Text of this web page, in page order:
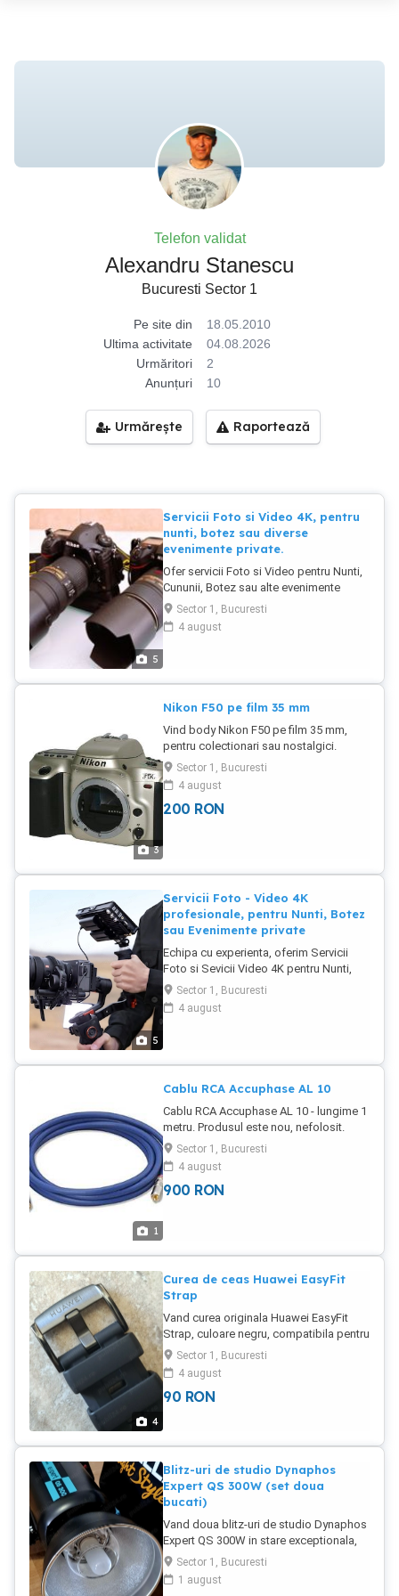
Telefon validat
Alexandru Stanescu
Bucuresti Sector 1
Pe site din
18.05.2010
Ultima activitate
04.08.2026
Urmăritori
2
Anunțuri
10
Urmărește Raportează
5
Servicii Foto si Video 4K, pentru
nunti, botez sau diverse
evenimente private.
Ofer servicii Foto si Video pentru Nunti,
Cununii, Botez sau alte evenimente
private. Lecrez cu echipament
profesional, aparate foto Nikon, camere
video de televiziune Sony. Predarea
pachetelor Foto va oferim sedinta foto,
albume tiparite gen carte, fotografii
printate pe loc, in timpul evenimentului -
format 10x15 (carte postala). Nu lasati
evenimentele unice din viata
dumneavoastra in sarcina amatorilor.
Oferim preturi decente la calitate
premium. Contactati-ne telefonic pentru
programari, mai multe detalii si preturi
Sector 1, Bucuresti
4 august
3
Nikon F50 pe film 35 mm
Vind body Nikon F50 pe film 35 mm,
pentru colectionari sau nostalgici.
Aparatul este in perfecta stare estetica
si de functionare. Ofer si baterie
functionala pentru acest model.
Sector 1, Bucuresti
4 august
200 RON
5
Servicii Foto - Video 4K
profesionale, pentru Nunti, Botez
sau Evenimente private
Echipa cu experienta, oferim Servicii
Foto si Sevicii Video 4K pentru Nunti,
Botez, Evenimente private sau
corporate. Video - oferim filmarea,
editarea si predarea materialului in
fotografierea intregului eveniment,
editarea fotografiilor si album foto
tiparit tip carte in format mare, 42 de file
plu
Sector 1, Bucuresti
4 august
1
Cablu RCA Accuphase AL 10
Cablu RCA Accuphase AL 10 - lungime 1
metru. Produsul este nou, nefolosit.
Fabricat in Japonia.
Sector 1, Bucuresti
4 august
900 RON
4
Curea de ceas Huawei EasyFit
Strap
Vand curea originala Huawei EasyFit
Strap, culoare negru, compatibila pentru
ceasurile cu latimea telescoapeleor de
22 mm (Huawei seria GT 4 5 6 si altele).
Produsul este sigilat in cutie, in
fotografii am pus si o a doua curea
Sector 1, Bucuresti
4 august
90 RON
Blitz-uri de studio Dynaphos
Expert QS 300W (set doua
bucati)
Vand doua blitz-uri de studio Dynaphos
Expert QS 300W in stare exceptionala,
ca noi. Setul vine in geanta de transport
marca Excela si cu declansatoare radio
pe usb de la Godox (pentru camerele
Sector 1, Bucuresti
1 august